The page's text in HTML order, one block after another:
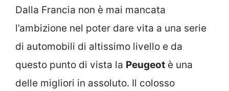
Dalla Francia non è mai mancata
l’ambizione nel poter dare vita a una serie
di automobili di altissimo livello e da
questo punto di vista la Peugeot è una
delle migliori in assoluto. Il colosso